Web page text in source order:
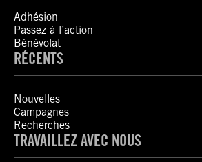
Adhésion
Passez à l’action
Bénévolat
RÉCENTS
Nouvelles
Campagnes
Recherches
TRAVAILLEZ AVEC NOUS